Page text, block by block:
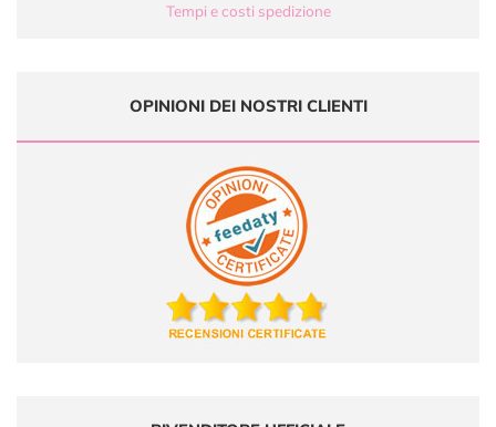
Tempi e costi spedizione
OPINIONI DEI NOSTRI CLIENTI